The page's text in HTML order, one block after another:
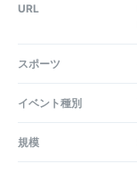
URL
スポーツ
イベント種別
規模